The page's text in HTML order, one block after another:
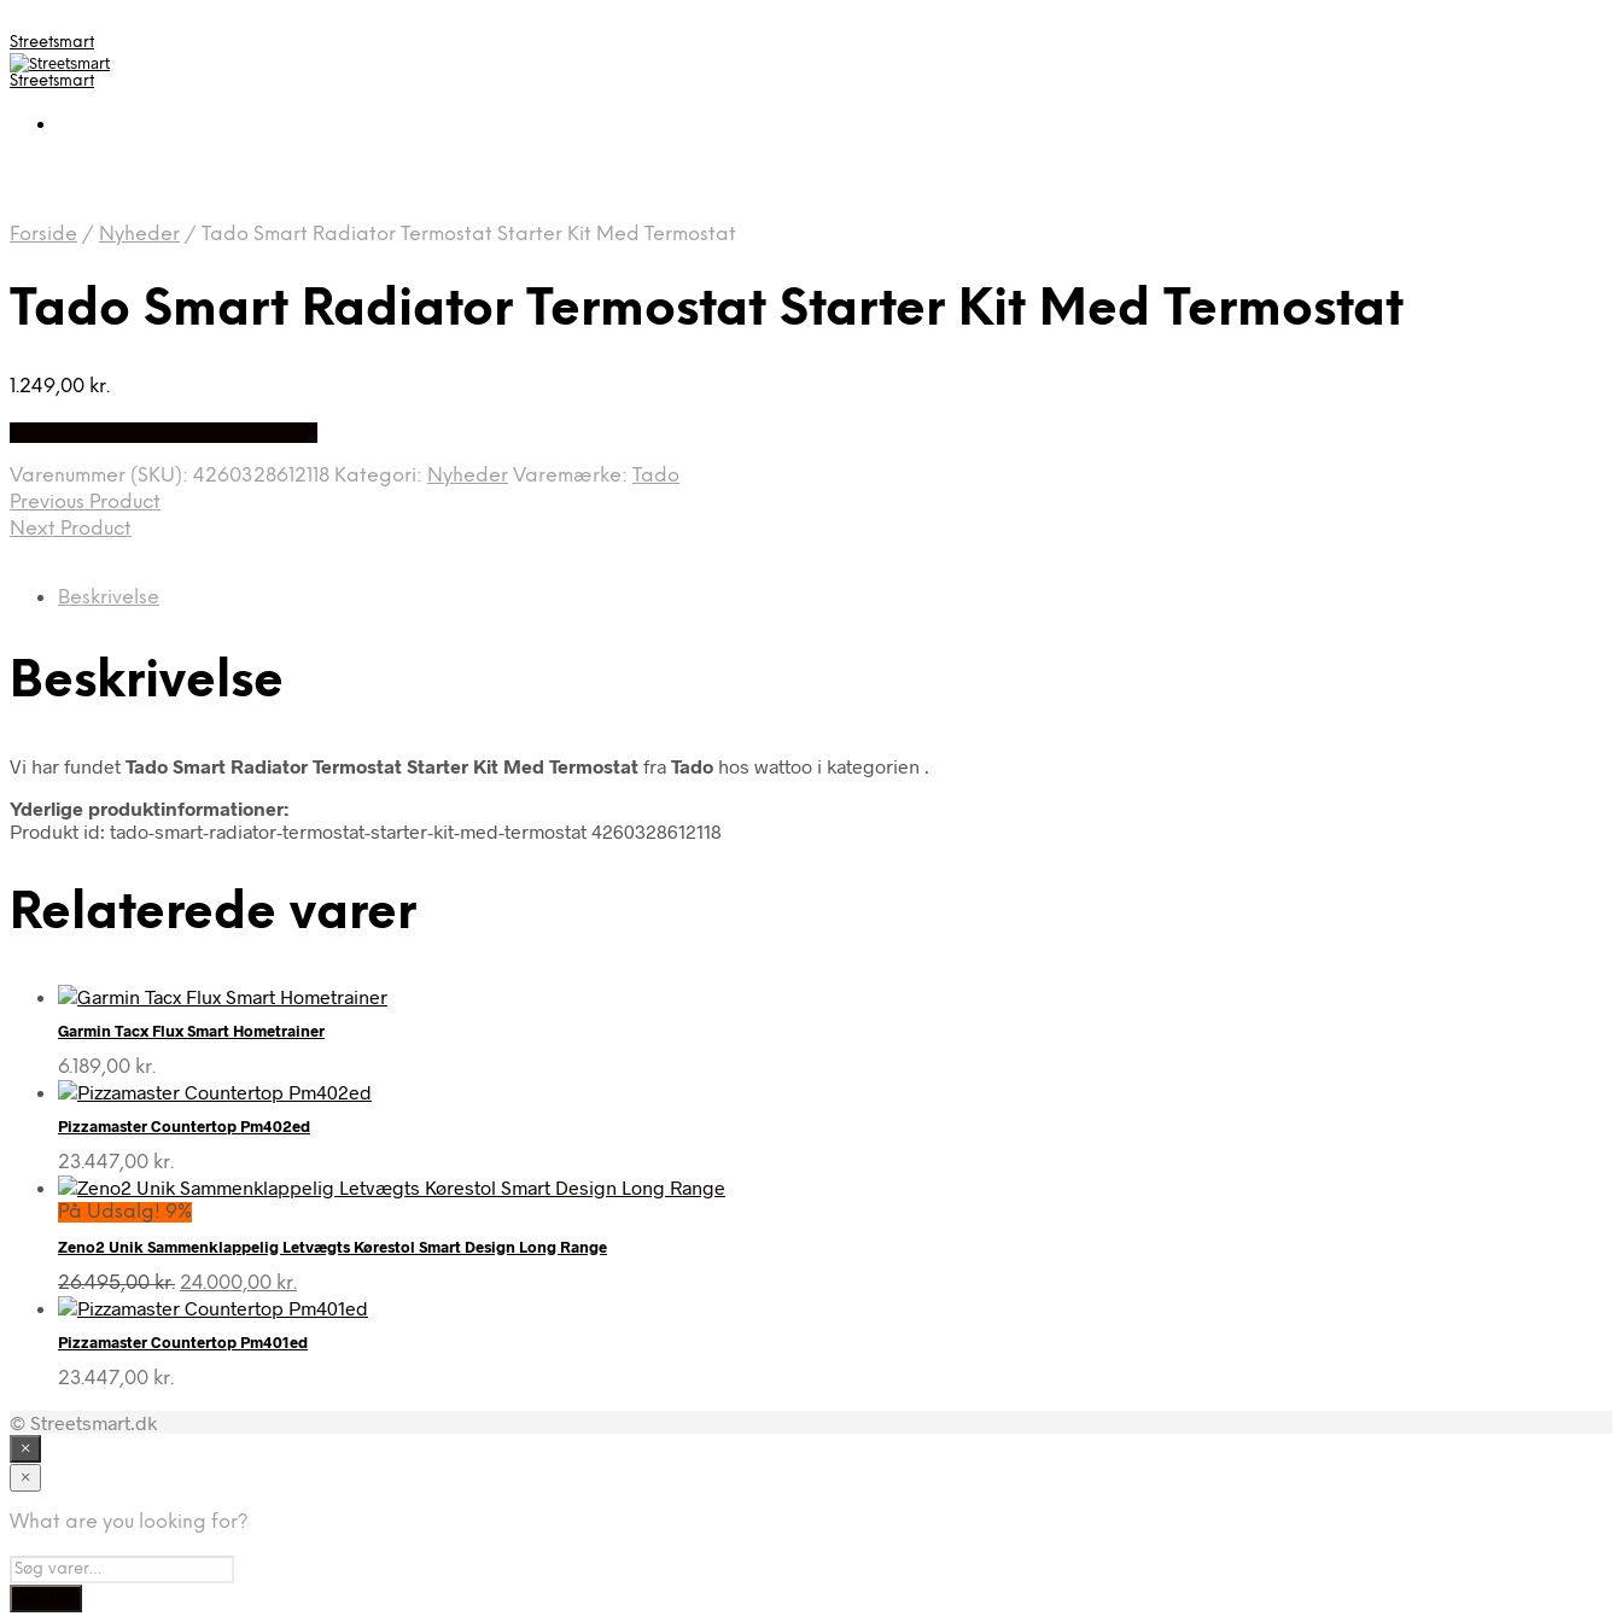
Streetsmart
Streetsmart
Forside / Nyheder / Tado Smart Radiator Termostat Starter Kit Med Termostat
Tado Smart Radiator Termostat Starter Kit Med Termostat
1.249,00 kr.
Varenummer (SKU): 4260328612118 Kategori: Nyheder Varemærke: Tado
Previous Product
Next Product
Beskrivelse
Beskrivelse
Vi har fundet Tado Smart Radiator Termostat Starter Kit Med Termostat fra Tado hos wattoo i kategorien
Yderlige produktinformationer:
Produkt id: tado-smart-radiator-termostat-starter-kit-med-termostat 4260328612118
Relaterede varer
Garmin Tacx Flux Smart Hometrainer
6.189,00 kr.
Pizzamaster Countertop Pm402ed
23.447,00 kr.
På Udsalg! 9%
Zeno2 Unik Sammenklappelig Letvægts Kørestol Smart Design Long Range
26.495,00kr. Den
oprindelige
var:
24.000,00 kr.
aktuelle
er:
Pizzamaster Countertop Pm401ed
23.447,00 kr.
© Streetsmart.dk
×
×
What are you looking for?